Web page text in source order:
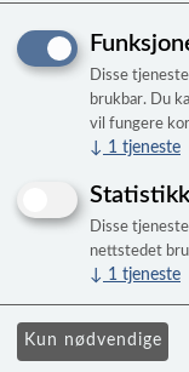
Disse
brukbar. Du
vil fungere
↓ 1 tjeneste
Statistikk
Disse
nettstedet
↓ 1 tjeneste
Kun nødvendige